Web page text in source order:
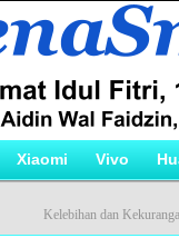
Xiaomi Vivo
Kelebihan dan